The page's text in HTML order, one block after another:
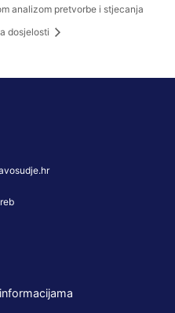
analizom pretvorbe i stjecanja
dosjelosti